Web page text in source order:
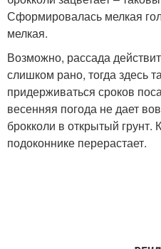
Сформировалась мелкая
мелкая.
Возможно, рассада
слишком рано, тогда здесь
придерживаться сроков
весенняя погода не дает
брокколи в открытый грунт.
подоконнике перерастает.